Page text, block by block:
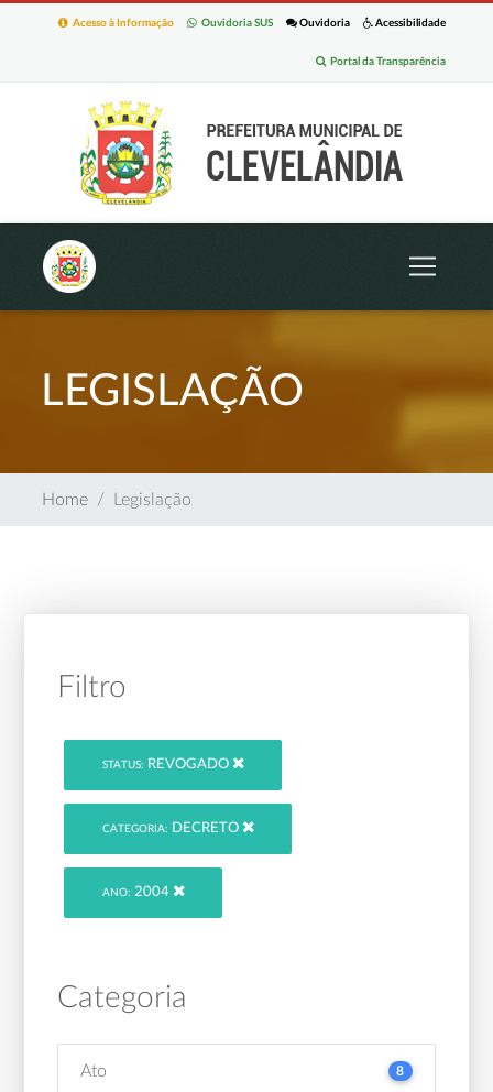
Acessibilidade
Ouvidoria
Ouvidoria SUS
Acesso à Informação
Portal da Transparência
LEGISLAÇÃO
Home Legislação
Filtro
STATUS: REVOGADO
CATEGORIA: DECRETO
ANO: 2004
Categoria
Ato 8